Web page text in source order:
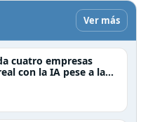
Ver más
cuatro empresas
con la IA pese a la
el Foro Económico